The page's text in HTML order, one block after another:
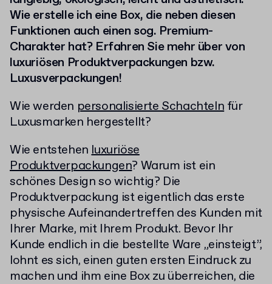
Wie erstelle ich eine Box, die neben diesen
Funktionen auch einen sog. Premium-
Charakter hat? Erfahren Sie mehr über von
luxuriösen Produktverpackungen bzw.
Luxusverpackungen!
Wie werden personalisierte Schachtelnfür
Luxusmarken hergestellt?
Wie entstehenluxuriöse
Produktverpackungen? Warum ist ein
schönes Design so wichtig? Die
Produktverpackung ist eigentlich das erste
physische Aufeinandertreffen des Kunden mit
Ihrer Marke, mit Ihrem Produkt. Bevor Ihr
Kunde endlich in die bestellte Ware „einsteigt”,
lohnt es sich, einen guten ersten Eindruck zu
machen und ihm eine Box zu überreichen, die